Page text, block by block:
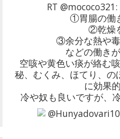
RT
①胃腸の働
②乾燥
③余分な熱や
などの働き
空咳や黄色い痰が絡む
秘、むくみ、ほてり、
に効果
冷や奴も良いですが、
@Hunyadovari10